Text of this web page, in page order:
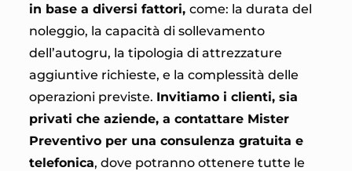
in base a diversi fattori, come: la durata del
noleggio, la capacità di sollevamento
dell’autogru, la tipologia di attrezzature
aggiuntive richieste, e la complessità delle
operazioni previste. Invitiamo i clienti, sia
privati che aziende, a contattare Mister
Preventivo per una consulenza gratuita e
telefonica, dove potranno ottenere tutte le